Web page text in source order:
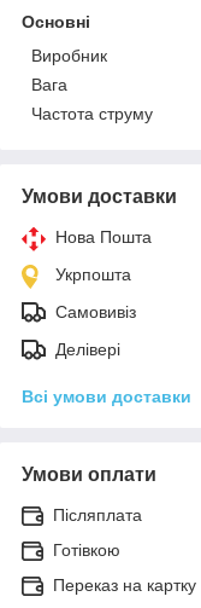
Основні
Виробник
Вага
Частота струму
Умови доставки
Нова Пошта
Укрпошта
Самовивіз
Делівері
Всі умови доставки
Умови оплати
Післяплата
Готівкою
Переказ на картку